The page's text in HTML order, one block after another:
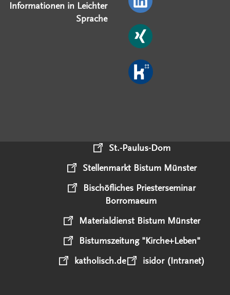
Informationen in Leichter
Sprache
St.-Paulus-Dom
Stellenmarkt Bistum Münster
Bischöfliches Priesterseminar
Borromaeum
Materialdienst Bistum Münster
Bistumszeitung "Kirche+Leben"
katholisch.de
isidor (Intranet)